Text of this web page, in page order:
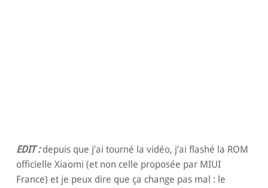
EDIT :depuis que j’ai tourné la vidéo, j’ai flashé la ROM
officielle Xiaomi (et non celle proposée par MIUI
France) et je peux dire que ça change pas mal : le